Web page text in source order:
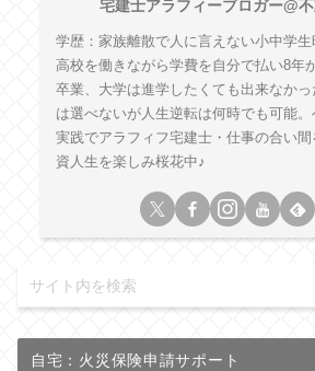
宅建士アラフィーブロガー@
学歴：家族離散で人に言えない小中学生
高校を働きながら学費を自分で払い8年
卒業、大学は進学したくても出来なか
は選べないが人生逆転は何時でも可能
実践でアラフィフ宅建士・仕事の合い
資人生を楽しみ桜花中♪
自宅：火災保険申請サポート